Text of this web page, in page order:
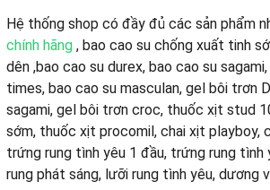
Hệ thống shop có đầy đủ các sản phẩm
chính hãng , bao cao su chống xuất tinh
dên ,bao cao su durex, bao cao su
times, bao cao su masculan, gel bôi trơn
sagami, gel bôi trơn croc, thuốc xịt stud
sớm, thuốc xịt procomil, chai xịt playboy,
trứng rung tình yêu 1 đầu, trứng rung tình
rung phát sáng, lưỡi rung tình yêu, dương